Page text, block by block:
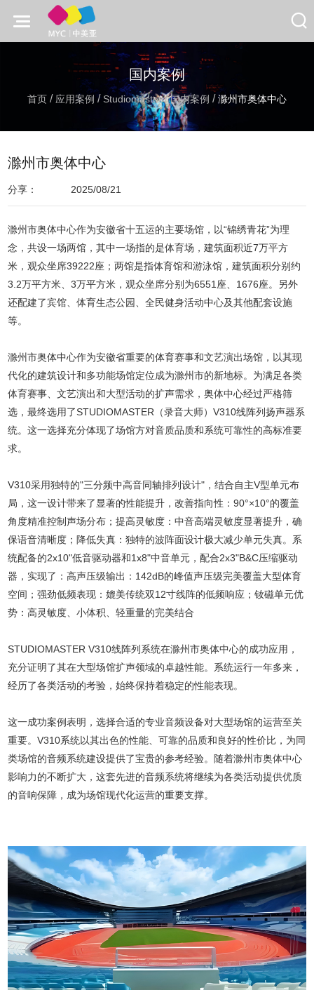
国内案例
首页 / 应用案例 /Studiomaster/国内案例 /滁州市奥体中心
滁州市奥体中心
分享： 2025/08/21
滁州市奥体中心作为安徽省十五运的主要场馆，以“锦绣青花”为理
念，共设一场两馆，其中一场指的是体育场，建筑面积近7万平方
米，观众坐席39222座；两馆是指体育馆和游泳馆，建筑面积分别约
3.2万平方米、3万平方米，观众坐席分别为6551座、1676座。另外
还配建了宾馆、体育生态公园、全民健身活动中心及其他配套设施
等。
滁州市奥体中心作为安徽省重要的体育赛事和文艺演出场馆，以其现
代化的建筑设计和多功能场馆定位成为滁州市的新地标。为满足各类
体育赛事、文艺演出和大型活动的扩声需求，奥体中心经过严格筛
选，最终选用了STUDIOMASTER（录音大师）V310线阵列扬声器系
统。这一选择充分体现了场馆方对音质品质和系统可靠性的高标准要
求。
V310采用独特的"三分频中高音同轴排列设计"，结合自主V型单元布
局，这一设计带来了显著的性能提升，改善指向性：90°×10°的覆盖
角度精准控制声场分布；提高灵敏度：中音高端灵敏度显著提升，确
保语音清晰度； 降低失真：独特的波阵面设计极大减少单元失真。 系
统配备的2x10"低音驱动器和1x8"中音单元，配合2x3"B&C压缩驱动
器，实现了：高声压级输出：142dB的峰值声压级完美覆盖大型体育
空间；强劲低频表现：媲美传统双12寸线阵的低频响应；钕磁单元优
势：高灵敏度、小体积、轻重量的完美结合
STUDIOMASTER V310线阵列系统在滁州市奥体中心的成功应用，
充分证明了其在大型场馆扩声领域的卓越性能。系统运行一年多来，
经历了各类活动的考验，始终保持着稳定的性能表现。
这一成功案例表明，选择合适的专业音频设备对大型场馆的运营至关
重要。V310系统以其出色的性能、可靠的品质和良好的性价比，为同
类场馆的音频系统建设提供了宝贵的参考经验。随着滁州市奥体中心
影响力的不断扩大，这套先进的音频系统将继续为各类活动提供优质
的音响保障，成为场馆现代化运营的重要支撑。